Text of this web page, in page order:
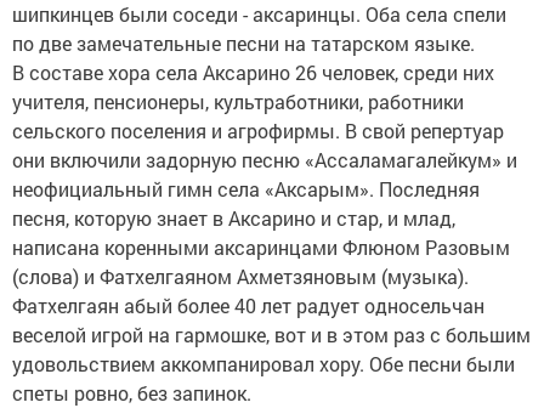
шипкинцев были соседи - аксаринцы. Оба села спели
по две замечательные песни на татарском языке.
В составе хора села Аксарино 26 человек, среди них
учителя, пенсионеры, культработники, работники
сельского поселения и агрофирмы. В свой репертуар
они включили задорную песню «Ассаламагалейкум» и
неофициальный гимн села «Аксарым». Последняя
песня, которую знает в Аксарино и стар, и млад,
написана коренными аксаринцами Флюном Разовым
(слова) и Фатхелгаяном Ахметзяновым (музыка).
Фатхелгаян абый более 40 лет радует односельчан
веселой игрой на гармошке, вот и в этом раз с большим
удовольствием аккомпанировал хору. Обе песни были
спеты ровно, без запинок.